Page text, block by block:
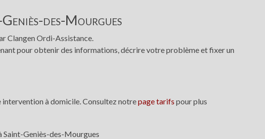
des-Mourgues
Clangen Ordi-Assistance.
pour obtenir des informations, décrire votre problème et fixer un
intervention à domicile. Consultez notrepage tarifs pour plus